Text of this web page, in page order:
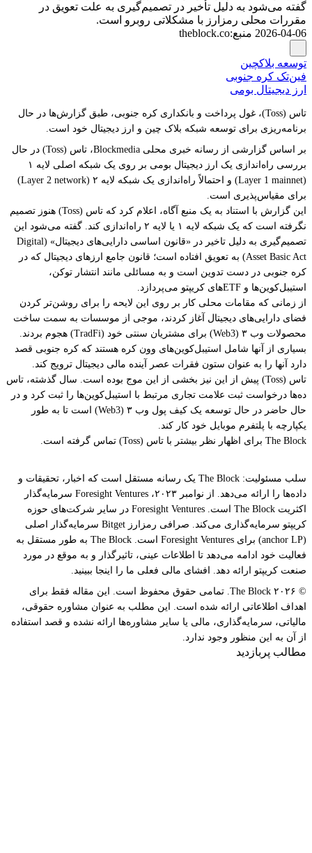
گفته می‌شود به دلیل تأخیر در تصمیم‌گیری به علت تعویق در
مقررات محلی رمزارز با مشکلاتی روبرو است.
2026-04-06 منبع:
theblock.co
توسعه بلاکچین
فین‌تک کره جنوبی
ارز دیجیتال بومی
تاس (Toss)، غول پرداخت و بانکداری کره جنوبی، طبق گزارش‌ها در حال
برنامه‌ریزی برای توسعه شبکه بلاک چین و ارز دیجیتال خود است.
بر اساس گزارشی از رسانه خبری محلی Blockmedia، تاس (Toss) در حال
بررسی راه‌اندازی یک ارز دیجیتال بومی بر روی یک شبکه اصلی لایه ۱
(Layer 1 mainnet) و احتمالاً راه‌اندازی یک شبکه لایه ۲ (Layer 2 network)
برای مقیاس‌پذیری است.
این گزارش با استناد به یک منبع آگاه، اعلام کرد که تاس (Toss) هنوز تصمیم
نگرفته است که یک شبکه لایه ۱ یا لایه ۲ راه‌اندازی کند. گفته می‌شود این
تصمیم‌گیری به دلیل تاخیر در «قانون اساسی دارایی‌های دیجیتال» (Digital
Asset Basic Act) به تعویق افتاده است؛ قانون جامع ارزهای دیجیتال که در
کره جنوبی در دست تدوین است و به مسائلی مانند انتشار توکن،
استیبل‌کوین‌ها و ETFهای کریپتو می‌پردازد.
از زمانی که مقامات محلی کار بر روی این لایحه را برای روشن‌تر کردن
فضای دارایی‌های دیجیتال آغاز کردند، موجی از موسسات به سمت ساخت
محصولات وب ۳ (Web3) برای مشتریان سنتی خود (TradFi) هجوم بردند.
بسیاری از آنها شامل استیبل‌کوین‌های وون کره هستند که کره جنوبی قصد
دارد آنها را به عنوان ستون فقرات عصر آینده مالی دیجیتال ترویج کند.
تاس (Toss) پیش از این نیز بخشی از این موج بوده است. سال گذشته، تاس
ده‌ها درخواست ثبت علامت تجاری مرتبط با استیبل‌کوین‌ها را ثبت کرد و در
حال حاضر در حال توسعه یک کیف پول وب ۳ (Web3) است تا به طور
یکپارچه با پلتفرم موبایل خود کار کند.
The Block برای اظهار نظر بیشتر با تاس (Toss) تماس گرفته است.
سلب مسئولیت: The Block یک رسانه مستقل است که اخبار، تحقیقات و
داده‌ها را ارائه می‌دهد. از نوامبر ۲۰۲۳، Foresight Ventures سرمایه‌گذار
اکثریت The Block است. Foresight Ventures در سایر شرکت‌های حوزه
کریپتو سرمایه‌گذاری می‌کند. صرافی رمزارز Bitget سرمایه‌گذار اصلی
(anchor LP) برای Foresight Ventures است. The Block به طور مستقل به
فعالیت خود ادامه می‌دهد تا اطلاعات عینی، تاثیرگذار و به موقع در مورد
صنعت کریپتو ارائه دهد. افشای مالی فعلی ما را اینجا ببینید.
© ۲۰۲۶ The Block. تمامی حقوق محفوظ است. این مقاله فقط برای
اهداف اطلاعاتی ارائه شده است. این مطلب به عنوان مشاوره حقوقی،
مالیاتی، سرمایه‌گذاری، مالی یا سایر مشاوره‌ها ارائه نشده و قصد استفاده
از آن به این منظور وجود ندارد.
مطالب پربازدید